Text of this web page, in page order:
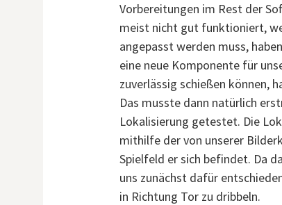
Vorbereitungen im Rest der
meist nicht gut funktioniert,
angepasst werden muss,
eine neue Komponente für
zuverlässig schießen können,
Das musste dann natürlich
Lokalisierung getestet. Die
mithilfe der von unserer
Spielfeld er sich befindet. Da
uns zunächst dafür
in Richtung Tor zu dribbeln.